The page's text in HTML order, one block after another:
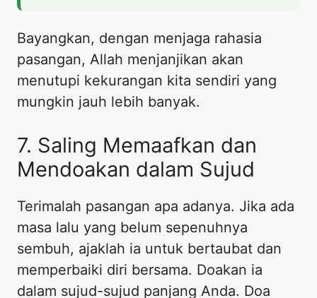
​Bayangkan, dengan menjaga rahasia
pasangan, Allah menjanjikan akan
menutupi kekurangan kita sendiri yang
mungkin jauh lebih banyak.
​7. Saling Memaafkan dan
Mendoakan dalam Sujud
​Terimalah pasangan apa adanya. Jika ada
masa lalu yang belum sepenuhnya
sembuh, ajaklah ia untuk bertaubat dan
memperbaiki diri bersama. Doakan ia
dalam sujud-sujud panjang Anda. Doa